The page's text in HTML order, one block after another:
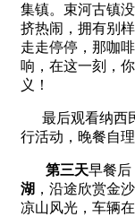
集镇。束河古镇
挤热闹，拥有别
走走停停，那咖
响，在这一刻，
义！
最后观看纳西
行活动，晚餐自
第三天早餐后
湖 ，沿途欣赏金
凉山风光，车辆